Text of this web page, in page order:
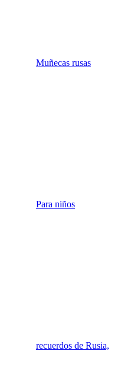
Muñecas rusas
Para niños
recuerdos de Rusia,